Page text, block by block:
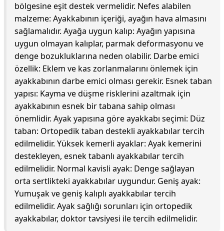
bölgesine eşit destek vermelidir. Nefes alabilen
malzeme: Ayakkabının içeriği, ayağın hava almasını
sağlamalıdır. Ayağa uygun kalıp: Ayağın yapısına
uygun olmayan kalıplar, parmak deformasyonu ve
denge bozukluklarına neden olabilir. Darbe emici
özellik: Eklem ve kas zorlanmalarını önlemek için
ayakkabının darbe emici olması gerekir. Esnek taban
yapısı: Kayma ve düşme risklerini azaltmak için
ayakkabının esnek bir tabana sahip olması
önemlidir. Ayak yapısına göre ayakkabı seçimi: Düz
taban: Ortopedik taban destekli ayakkabılar tercih
edilmelidir. Yüksek kemerli ayaklar: Ayak kemerini
destekleyen, esnek tabanlı ayakkabılar tercih
edilmelidir. Normal kavisli ayak: Denge sağlayan
orta sertlikteki ayakkabılar uygundur. Geniş ayak:
Yumuşak ve geniş kalıplı ayakkabılar tercih
edilmelidir. Ayak sağlığı sorunları için ortopedik
ayakkabılar, doktor tavsiyesi ile tercih edilmelidir.